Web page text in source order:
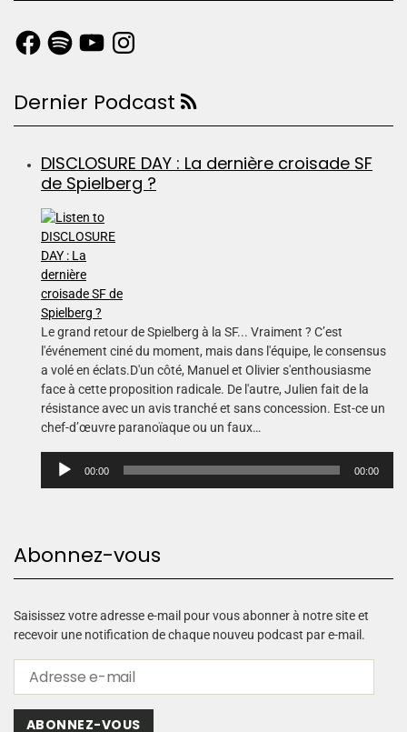
Dernier Podcast
DISCLOSURE DAY : La dernière croisade SF
de Spielberg ?
Le grand retour de Spielberg à la SF... Vraiment ? C’est
l'événement ciné du moment, mais dans l'équipe, le consensus
a volé en éclats.D'un côté, Manuel et Olivier s'enthousiasme
face à cette proposition radicale. De l'autre, Julien fait de la
résistance avec un avis tranché et sans concession. Est-ce un
chef-d’œuvre paranoïaque ou un faux…
u
r
u
d
o
00:00 00:00
Abonnez-vous
Saisissez votre adresse e-mail pour vous abonner à notre site et
recevoir une notification de chaque nouveu podcast par e-mail.
ABONNEZ-VOUS